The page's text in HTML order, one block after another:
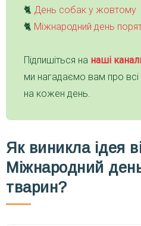
🐈 День собак у жовтому
🐈 Міжнародний день
Підпишіться на наші
ми нагадаємо вам про всі
на кожен день.
Як виникла ідея
Міжнародний
тварин?